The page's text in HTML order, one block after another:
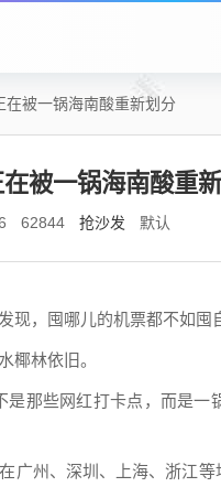
在被一锅海南酸重新划分
被一锅海南酸重
62844 抢沙发 默认
现，囤哪儿的机票都不如囤
椰林依旧。
是那些网红打卡点，而是
广州、深圳、上海、浙江